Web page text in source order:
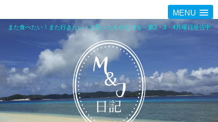
MENU
また食べたい！また行きたい！と思ったものだけを～第2・3・4月曜日発信中